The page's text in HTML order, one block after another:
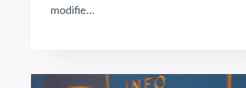
modifie…